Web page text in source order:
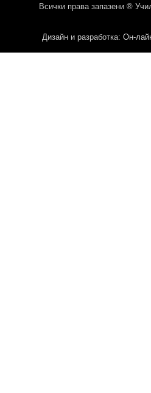
Всички права запазени ®
Дизайн и разработка: Он-